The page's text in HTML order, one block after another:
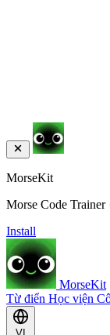
MorseKit
Morse Code Trainer
Install
MorseKit
Từ điển Học viện